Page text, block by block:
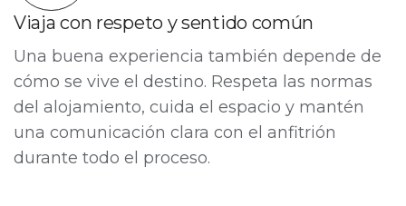
Viaja con respeto y sentido común
Una buena experiencia también depende de
cómo se vive el destino. Respeta las normas
del alojamiento, cuida el espacio y mantén
una comunicación clara con el anfitrión
durante todo el proceso.